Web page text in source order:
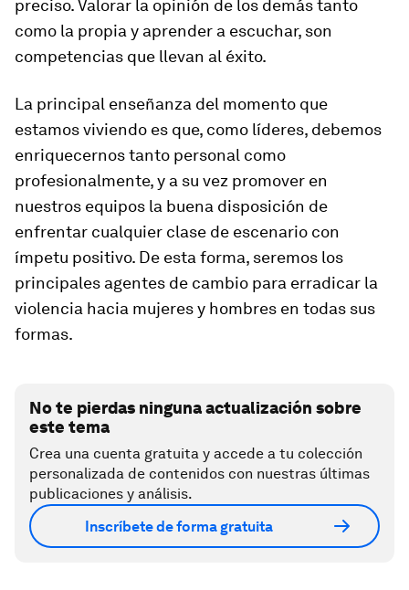
preciso. Valorar la opinión de los demás tanto
como la propia y aprender a escuchar, son
competencias que llevan al éxito.
La principal enseñanza del momento que
estamos viviendo es que, como líderes, debemos
enriquecernos tanto personal como
profesionalmente, y a su vez promover en
nuestros equipos la buena disposición de
enfrentar cualquier clase de escenario con
ímpetu positivo. De esta forma, seremos los
principales agentes de cambio para erradicar la
violencia hacia mujeres y hombres en todas sus
formas.
No te pierdas ninguna actualización sobre
este tema
Crea una cuenta gratuita y accede a tu colección
personalizada de contenidos con nuestras últimas
publicaciones y análisis.
Inscríbete de forma gratuita